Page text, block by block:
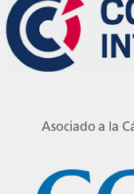
Asociado a la